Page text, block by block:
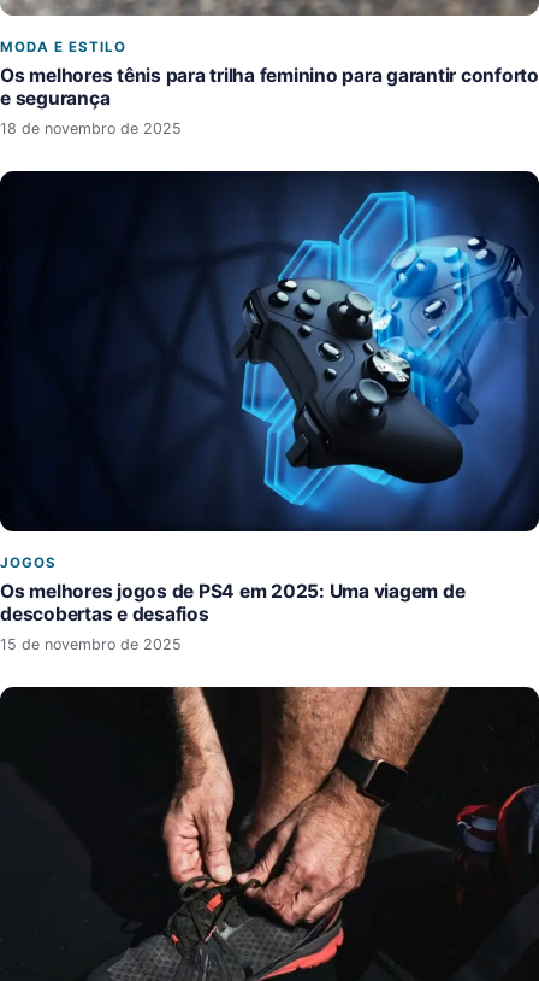
MODA E ESTILO
Os melhores tênis para trilha feminino para garantir conforto
e segurança
18 de novembro de 2025
JOGOS
Os melhores jogos de PS4 em 2025: Uma viagem de
descobertas e desafios
15 de novembro de 2025